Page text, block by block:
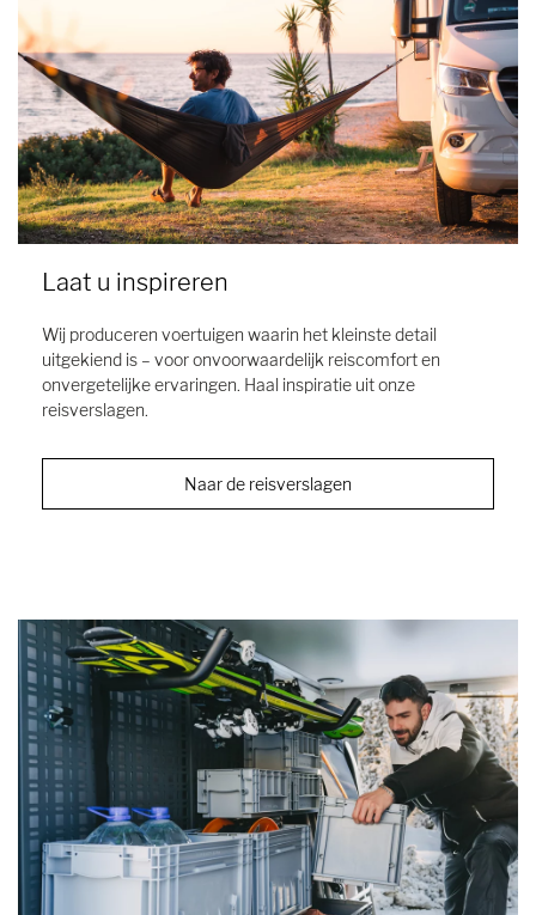
Laat u inspireren
Wij produceren voertuigen waarin het kleinste detail
uitgekiend is – voor onvoorwaardelijk reiscomfort en
onvergetelijke ervaringen. Haal inspiratie uit onze
reisverslagen.
Naar de reisverslagen